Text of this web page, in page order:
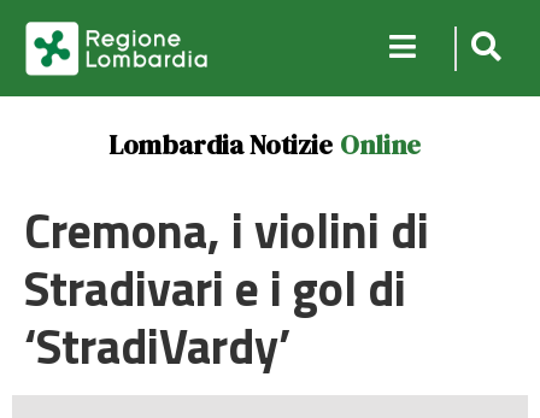
Lombardia Notizie Online
Cremona, i violini di
Stradivari e i gol di
‘StradiVardy’